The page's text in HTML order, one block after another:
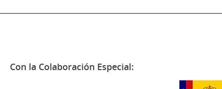
Con la Colaboración Especial: